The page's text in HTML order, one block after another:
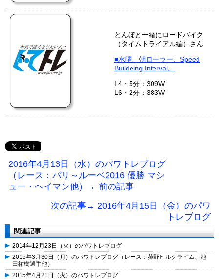
とんぼと一緒にロードバイク
（タイムトライアル編）さん
■水曜、朝ローラー、Speed
Buildeing Interval。
L4・5分：309W
L6・2分：383W
2016年4月13日（水）のパワトレブログ
（レース：パリ～ルーベ2016 優勝 マシ
ュー・ヘイマン他） ←前の記事
次の記事→ 2016年4月15日（金）のパワ
トレブログ
関連記事
2014年12月23日（火）のパワトレブログ
2015年3月30日（月）のパワトレブログ（レース：菰野ヒルクライム、池
田祐樹選手他）
2015年4月21日（火）のパワトレブログ